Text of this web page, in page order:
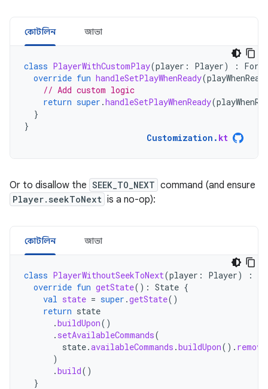
কোটলিন জাভা
class PlayerWithCustomPlay(player : Player) :
override fun handleSetPlayWhenReady(
// Add custom logic
return super .handleSetPlayWhenReady(
}
}
Customization . kt
Or to disallow the SEEK_TO_NEXT command (and ensure
Player.seekToNext is a no-op):
কোটলিন জাভা
class PlayerWithoutSeekToNext(player : Player) :
override fun getState(): State {
val state = super .getState()
return state
.buildUpon()
. setAvailableCommands(
state.availableCommands .buildUpon(). remove
)
.build()
}